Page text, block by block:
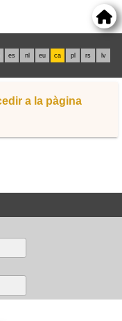
es nl eu ca pl rs lv
a la pàgina